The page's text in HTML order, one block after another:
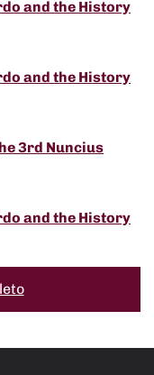
and the History
and the History
3rd Nuncius
and the History